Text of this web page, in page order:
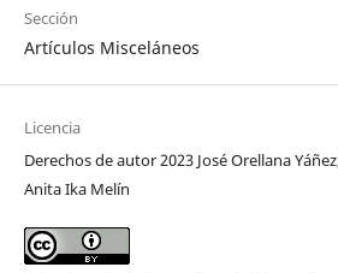
Sección
Artículos Misceláneos
Licencia
Derechos de autor 2023 José Orellana
Anita Ika Melín